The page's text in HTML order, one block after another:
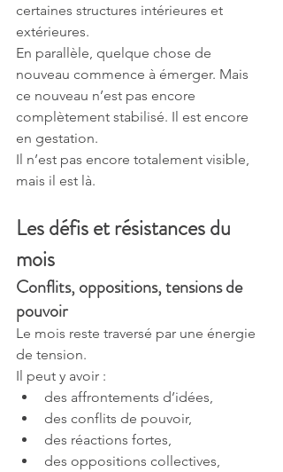
certaines structures intérieures et
extérieures.
En parallèle, quelque chose de
nouveau commence à émerger. Mais
ce nouveau n’est pas encore
complètement stabilisé. Il est encore
en gestation.
Il n’est pas encore totalement visible,
mais il est là.
Les défis et résistances du
mois
Conflits, oppositions, tensions de
pouvoir
Le mois reste traversé par une énergie
de tension.
Il peut y avoir :
des affrontements d’idées,
des conflits de pouvoir,
des réactions fortes,
des oppositions collectives,